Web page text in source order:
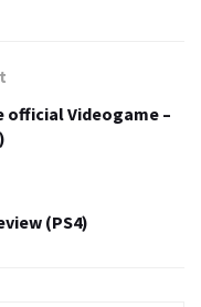
official Videogame –
(PS4)